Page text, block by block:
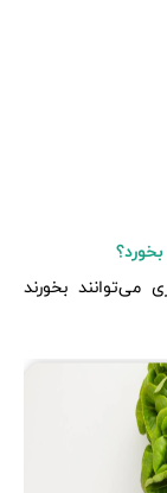
می‌توانند بخورند